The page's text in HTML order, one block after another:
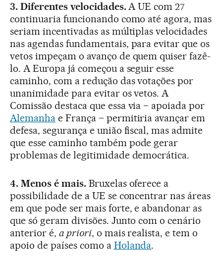
3. Diferentes velocidades.A UE com 27
continuaria funcionando como até agora, mas
seriam incentivadas as múltiplas velocidades
nas agendas fundamentais, para evitar que os
vetos impeçam o avanço de quem quiser fazê-
lo. A Europa já começou a seguir esse
caminho, com a redução das votações por
unanimidade para evitar os vetos. A
Comissão destaca que essa via – apoiada por
Alemanhae França – permitiria avançar em
defesa, segurança e união fiscal, mas admite
que esse caminho também pode gerar
problemas de legitimidade democrática.
4. Menos é mais.Bruxelas oferece a
possibilidade de a UE se concentrar nas áreas
em que pode ser mais forte, e abandonar as
que só geram divisões. Junto com o cenário
anterior é, a priori, o mais realista, e tem o
apoio de países como a Holanda.